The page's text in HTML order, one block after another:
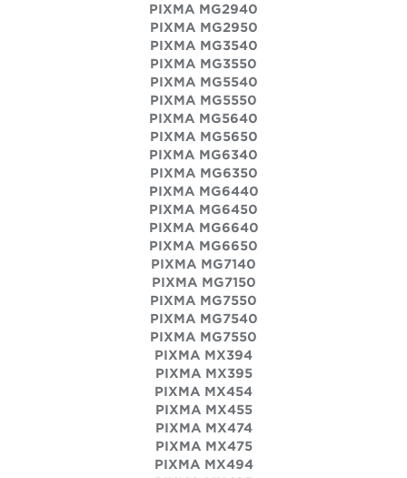
PIXMA MG2940
PIXMA MG2950
PIXMA MG3540
PIXMA MG3550
PIXMA MG5540
PIXMA MG5550
PIXMA MG5640
PIXMA MG5650
PIXMA MG6340
PIXMA MG6350
PIXMA MG6440
PIXMA MG6450
PIXMA MG6640
PIXMA MG6650
PIXMA MG7140
PIXMA MG7150
PIXMA MG7550
PIXMA MG7540
PIXMA MG7550
PIXMA MX394
PIXMA MX395
PIXMA MX454
PIXMA MX455
PIXMA MX474
PIXMA MX475
PIXMA MX494